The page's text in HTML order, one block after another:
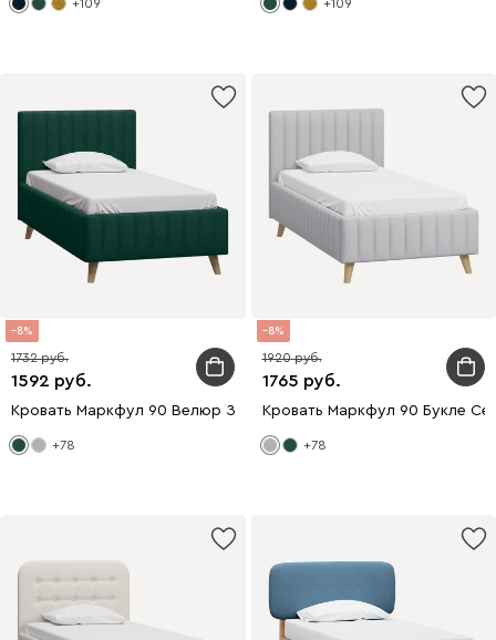
+109 +109
8
1592
1732
Кровать Маркфул 90 Велюр Зеленый
+78
8
1765
1920
Кровать Маркфул 90 Букле
+78